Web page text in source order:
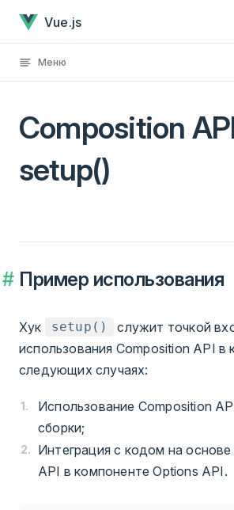
Перейти к содержанию
Vue.js
Меню
Composition
setup()
Пример использования
Хук setup()
служит точкой
использования Composition API в
следующих случаях:
Использование Composition
сборки;
Интеграция с кодом на
API в компоненте Options API.